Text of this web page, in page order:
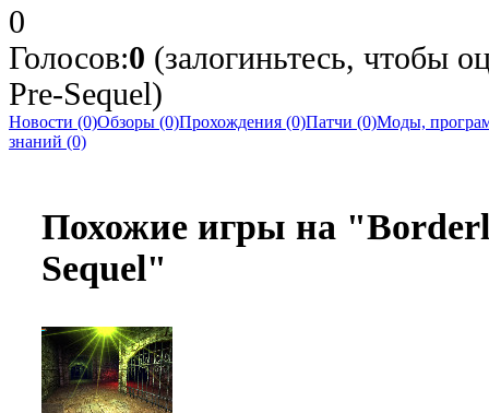
0
Голосов:0 (залогиньтесь, чтобы
Pre-Sequel)
Новости (0)Обзоры (0)Прохождения (0)Патчи (0)Моды,
знаний (0)
Похожие игры на
Sequel"